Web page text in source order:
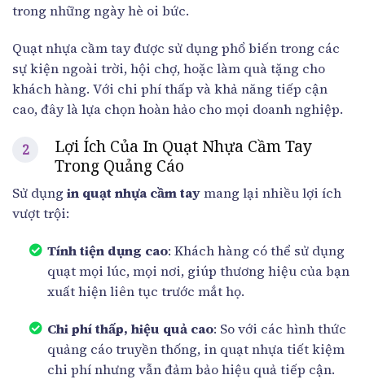
trong những ngày hè oi bức.
Quạt nhựa cầm tay được sử dụng phổ biến trong các
sự kiện ngoài trời, hội chợ, hoặc làm quà tặng cho
khách hàng. Với chi phí thấp và khả năng tiếp cận
cao, đây là lựa chọn hoàn hảo cho mọi doanh nghiệp.
Lợi Ích Của In Quạt Nhựa Cầm Tay
Trong Quảng Cáo
Sử dụng in quạt nhựa cầm taymang lại nhiều lợi ích
vượt trội:
Tính tiện dụng cao: Khách hàng có thể sử dụng
quạt mọi lúc, mọi nơi, giúp thương hiệu của bạn
xuất hiện liên tục trước mắt họ.
Chi phí thấp, hiệu quả cao: So với các hình thức
quảng cáo truyền thống, in quạt nhựa tiết kiệm
chi phí nhưng vẫn đảm bảo hiệu quả tiếp cận.